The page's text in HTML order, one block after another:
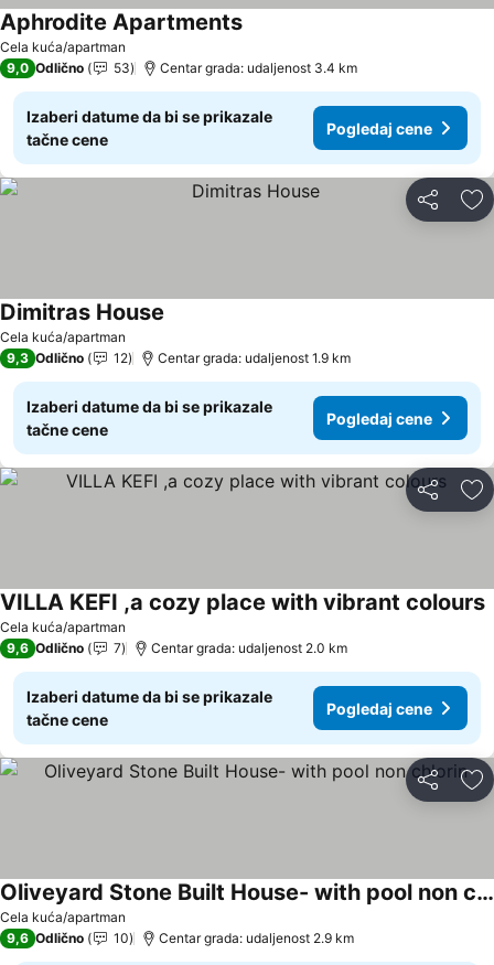
Cela kuća/apartman
Aphrodite ApartmentsPogledaj cene
9,0 Odlično 53 Centar grada: udaljenost 3.4 km
Izaberi datume da bi se prikazale
tačne cene
Pogledaj cene
Deli
Cela kuća/apartman
Dimitras House
9,3 Odlično 12 Centar grada: udaljenost 1.9 km
Izaberi datume da bi se prikazale
tačne cene
Pogledaj cene
Deli
Cela kuća/apartman
VILLA KEFI ,a cozy place with vibrant colours
9,6 Odlično 7 Centar grada: udaljenost 2.0 km
Izaberi datume da bi se prikazale
tačne cene
Pogledaj cene
Deli
Cela kuća/apartman
Oliveyard Stone Built House- with pool non chlorin
Pogledaj cene
9,6 Odlično 10 Centar grada: udaljenost 2.9 km